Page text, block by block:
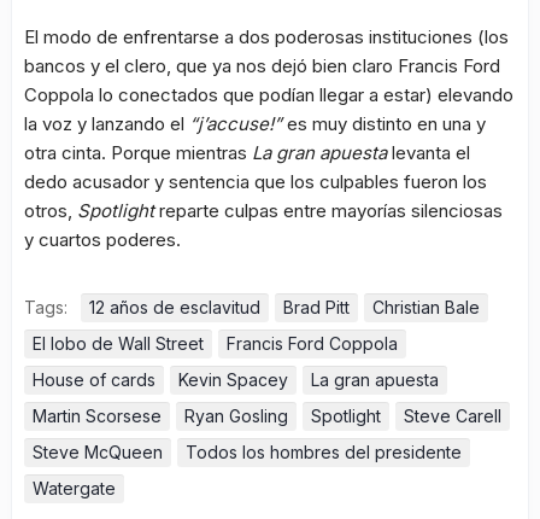
El modo de enfrentarse a dos poderosas instituciones (los
bancos y el clero, que ya nos dejó bien claro Francis Ford
Coppola lo conectados que podían llegar a estar) elevando
la voz y lanzando el “j’accuse!”es muy distinto en una y
otra cinta. Porque mientras La gran apuestalevanta el
dedo acusador y sentencia que los culpables fueron los
otros, Spotlightreparte culpas entre mayorías silenciosas
y cuartos poderes.
Tags: 12 años de esclavitud Brad Pitt
Christian Bale
El lobo de Wall Street
Francis Ford Coppola
House of cards
Kevin Spacey
La gran apuesta
Martin Scorsese
Ryan Gosling Spotlight
Steve Carell
Steve McQueen
Todos los hombres del presidente
Watergate